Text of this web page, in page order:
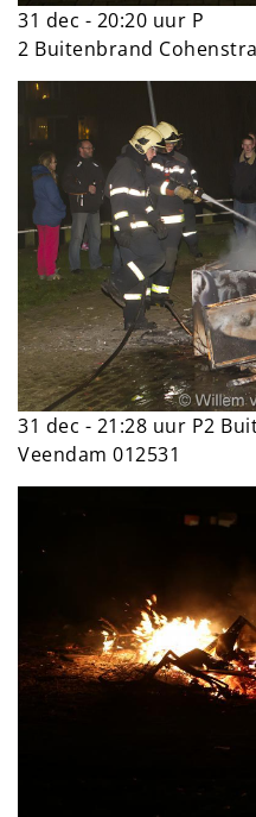
31 dec - 20:20 uur P
2 Buitenbrand
31 dec - 21:28 uur P2
Veendam 012531